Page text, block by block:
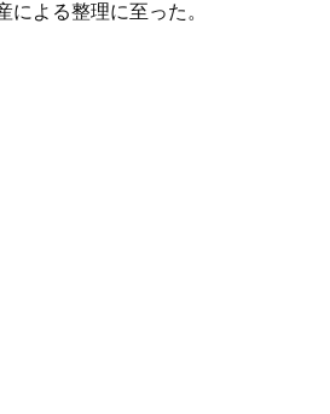
による整理に至った。